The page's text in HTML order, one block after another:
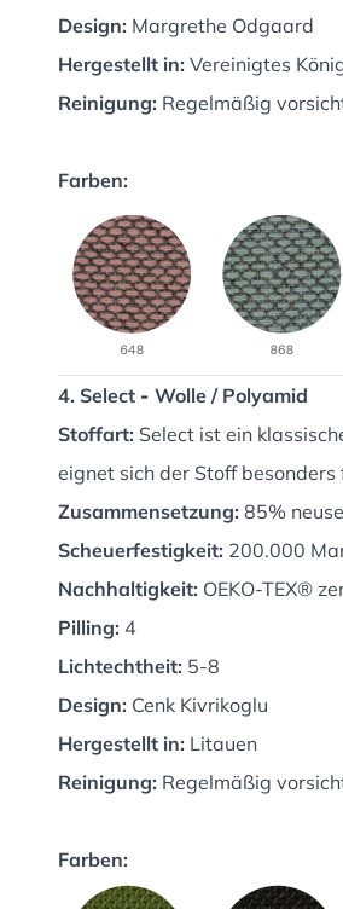
Design: Margrethe Odgaard
Hergestellt in: Vereinigtes
Reinigung: Regelmäßig
Farben:
4. Select - Wolle / Polyamid
Stoffart: Select ist ein
eignet sich der Stoff
Zusammensetzung: 85%
Scheuerfestigkeit: 200.000
Nachhaltigkeit: OEKO-TEX®
Pilling: 4
Lichtechtheit: 5-8
Design: Cenk Kivrikoglu
Hergestellt in: Litauen
Reinigung: Regelmäßig
Farben: